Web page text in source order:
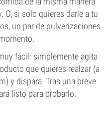
O, si solo quieres darle a tu
un par de pulverizaciones
fácil: simplemente agita
que quieres realzar (a
y dispara. Tras una breve
listo para probarlo.